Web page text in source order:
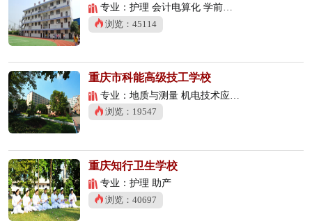
专业：护理 会计电算化 学前教育
浏览：45114
重庆市科能高级技工学校
专业：地质与测量 机电技术应用 数控技术应用
浏览：19547
重庆知行卫生学校
专业：护理 助产
浏览：40697